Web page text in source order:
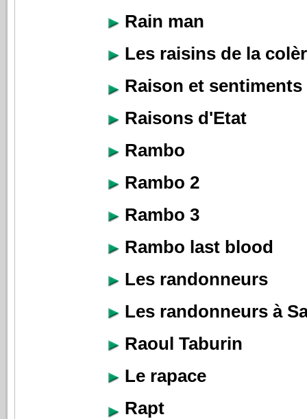
Rain man
Les raisins de la
Raison et sentiments
Raisons d'Etat
Rambo
Rambo 2
Rambo 3
Rambo last blood
Les randonneurs
Les randonneurs à
Raoul Taburin
Le rapace
Rapt